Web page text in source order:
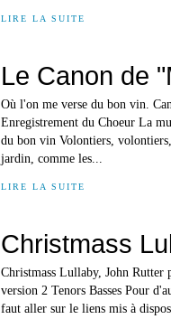
LIRE LA SUITE
Le Canon de
Où l'on me verse du bon vin.
Enregistrement du Choeur La
du bon vin Volontiers,
jardin, comme les...
LIRE LA SUITE
Christmass
Christmass Lullaby, John
version 2 Tenors Basses Pour
faut aller sur le liens mis à